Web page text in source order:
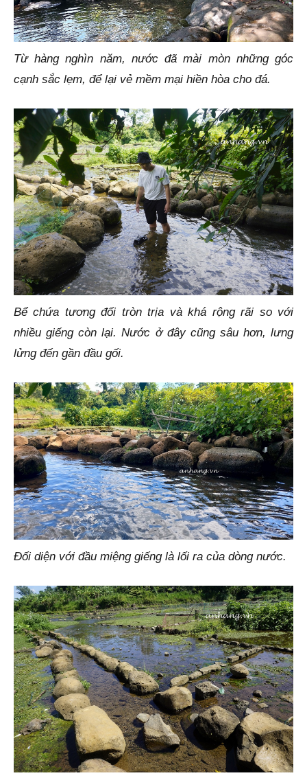
Từ hàng nghìn năm, nước đã mài mòn những góc
cạnh sắc lẹm, để lại vẻ mềm mại hiền hòa cho đá.
Bể chứa tương đối tròn trịa và khá rộng rãi so với
nhiều giếng còn lại. Nước ở đây cũng sâu hơn, lưng
lửng đến gần đầu gối.
Đối diện với đầu miệng giếng là lối ra của dòng nước.